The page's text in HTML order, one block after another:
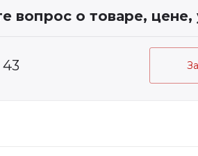
вопрос о товаре, цене,